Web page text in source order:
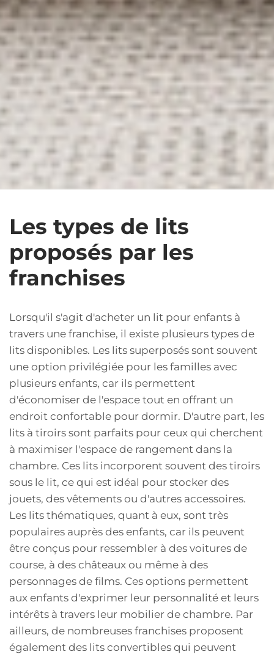
Les types de lits
proposés par les
franchises
Lorsqu'il s'agit d'acheter un lit pour enfants à
travers une franchise, il existe plusieurs types de
lits disponibles. Les lits superposés sont souvent
une option privilégiée pour les familles avec
plusieurs enfants, car ils permettent
d'économiser de l'espace tout en offrant un
endroit confortable pour dormir. D'autre part, les
lits à tiroirs sont parfaits pour ceux qui cherchent
à maximiser l'espace de rangement dans la
chambre. Ces lits incorporent souvent des tiroirs
sous le lit, ce qui est idéal pour stocker des
jouets, des vêtements ou d'autres accessoires.
Les lits thématiques, quant à eux, sont très
populaires auprès des enfants, car ils peuvent
être conçus pour ressembler à des voitures de
course, à des châteaux ou même à des
personnages de films. Ces options permettent
aux enfants d'exprimer leur personnalité et leurs
intérêts à travers leur mobilier de chambre. Par
ailleurs, de nombreuses franchises proposent
également des lits convertibles qui peuvent